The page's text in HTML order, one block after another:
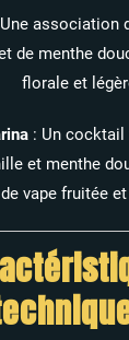
Une association
de menthe
floraleet
: Un cocktail
et menthe
devapefruitéeet